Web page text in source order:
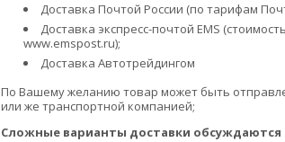
Доставка Почтой России (по тарифам
Доставка экспресс-почтой EMS
www.emspost.ru);
Доставка Автотрейдингом
По Вашему желанию товар может быть
или же транспортной компанией;
Сложные варианты доставки обсуждаются